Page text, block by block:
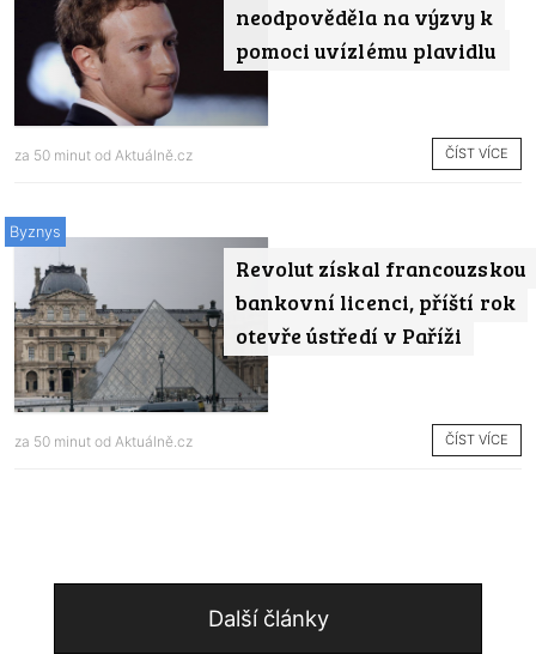
neodpověděla na výzvy k
pomoci uvízlému plavidlu
za 50 minut od Aktuálně.cz ČÍST VÍCE
Revolut získal francouzskou
bankovní licenci, příští rok
otevře ústředí v Paříži
Byznys
za 50 minut od Aktuálně.cz ČÍST VÍCE
Další články